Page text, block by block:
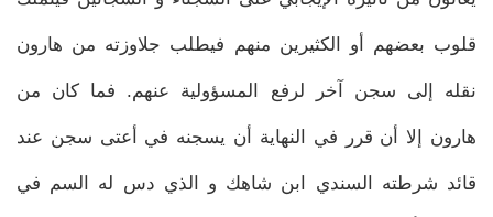
قلوب بعضهم أو الكثيرين منهم فيطلب جلاوزته من هارون
نقله إلى سجن آخر لرفع المسؤولية عنهم. فما كان من
هارون إلا أن قرر في النهاية أن يسجنه في أعتى سجن عند
قائد شرطته السندي ابن شاهك و الذي دس له السم في